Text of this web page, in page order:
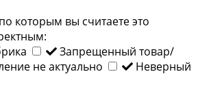
которым вы считаете это
Запрещенный товар/
не актуально
Неверный